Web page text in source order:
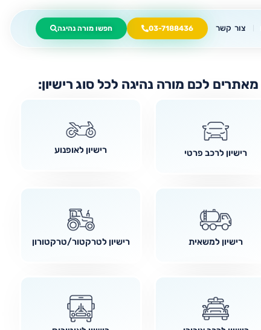
צור קשר 03-7188436 חפשו מורה נהיגה
מאתרים לכם מורה נהיגה לכל סוג רישיון:
רישיון לרכב פרטי רישיון לאופנוע
רישיון למשאית רישיון לטרקטור/טרקטורון